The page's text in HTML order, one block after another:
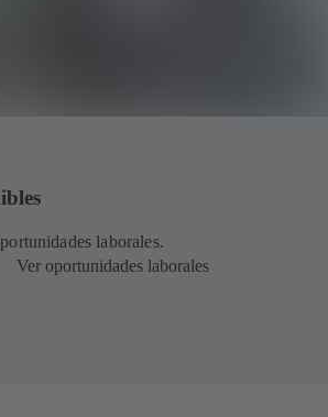
laborales.
Ver oportunidades laborales